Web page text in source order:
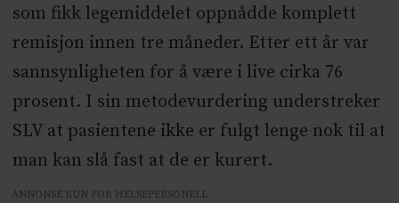
som fikk legemiddelet oppnådde komplett
remisjon innen tre måneder. Etter ett år var
sannsynligheten for å være i live cirka 76
prosent. I sin metodevurdering understreker
SLV at pasientene ikke er fulgt lenge nok til at
man kan slå fast at de er kurert.
ANNONSE KUN FOR HELSEPERSONELL